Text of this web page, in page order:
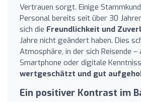
Vertrauen sorgt. Einige
Personal bereits seit über 30
sich die Freundlichkeit und
Jahre nicht geändert haben. Dies
Atmosphäre, in der sich Reisende –
Smartphone oder digitale
wertgeschätzt und gut
Ein positiver Kontrast im